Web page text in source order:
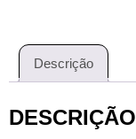
Descrição
DESCRIÇÃO